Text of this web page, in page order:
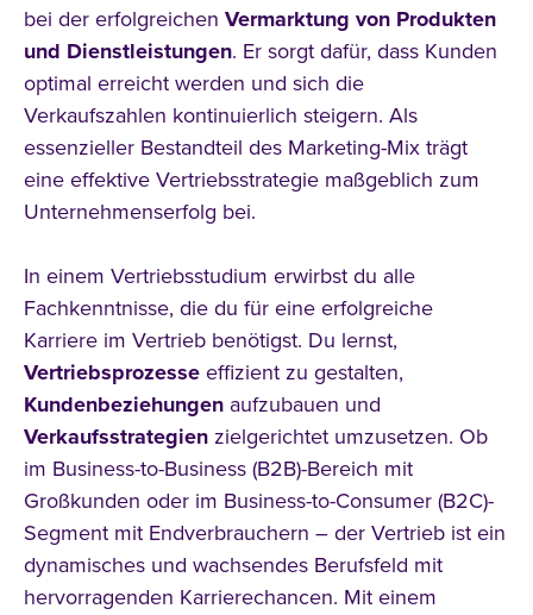
bei der erfolgreichen Vermarktung von Produkten
und Dienstleistungen. Er sorgt dafür, dass Kunden
optimal erreicht werden und sich die
Verkaufszahlen kontinuierlich steigern. Als
essenzieller Bestandteil des Marketing-Mix trägt
eine effektive Vertriebsstrategie maßgeblich zum
Unternehmenserfolg bei.
In einem Vertriebsstudium erwirbst du alle
Fachkenntnisse, die du für eine erfolgreiche
Karriere im Vertrieb benötigst. Du lernst,
Vertriebsprozesse effizient zu gestalten,
Kundenbeziehungen aufzubauen und
Verkaufsstrategien zielgerichtet umzusetzen. Ob
im Business-to-Business (B2B)-Bereich mit
Großkunden oder im Business-to-Consumer (B2C)-
Segment mit Endverbrauchern – der Vertrieb ist ein
dynamisches und wachsendes Berufsfeld mit
hervorragenden Karrierechancen. Mit einem
Studienmodell
Themenfeld